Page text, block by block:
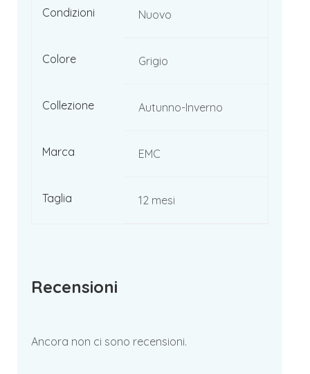
Condizioni Nuovo
Colore Grigio
Collezione Autunno-Inverno
Marca EMC
Taglia 12 mesi
Recensioni
Ancora non ci sono recensioni.